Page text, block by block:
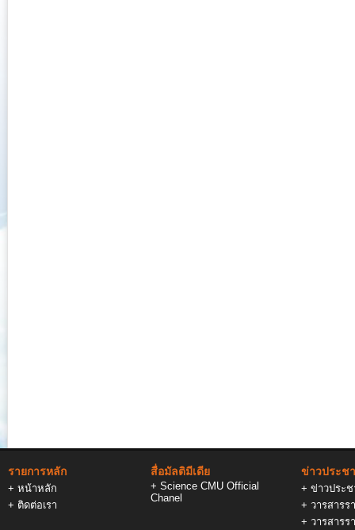
รายการหลัก
+ หน้าหลัก
+ ติดต่อเรา
สื่อมัลติมีเดีย
+ Science CMU Official
Chanel
ข่าวประช
+ ข่าวประ
+ วารสารร
+ วารสารร